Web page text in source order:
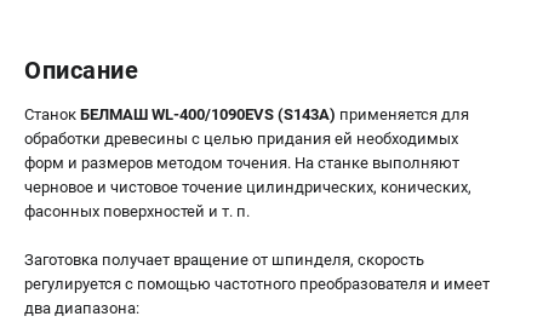
Описание
Станок БЕЛМАШ WL-400/1090EVS (S143A) применяется для
обработки древесины c целью придания ей необходимых
форм и размеров методом точения. На станке выполняют
черновое и чистовое точение цилиндрических, конических,
фасонных поверхностей и т. п.
Заготовка получает вращение от шпинделя, скорость
регулируется с помощью частотного преобразователя и имеет
два диапазона: